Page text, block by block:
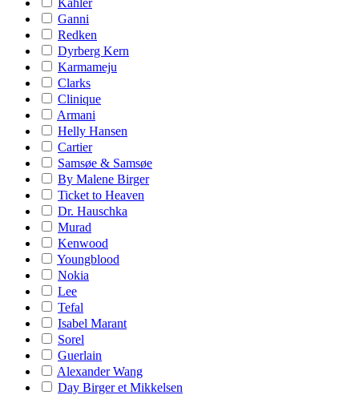
Kähler
Ganni
Redken
Dyrberg Kern
Karmameju
Clarks
Clinique
Armani
Helly Hansen
Cartier
Samsøe & Samsøe
By Malene Birger
Ticket to Heaven
Dr. Hauschka
Murad
Kenwood
Youngblood
Nokia
Lee
Tefal
Isabel Marant
Sorel
Guerlain
Alexander Wang
Day Birger et Mikkelsen